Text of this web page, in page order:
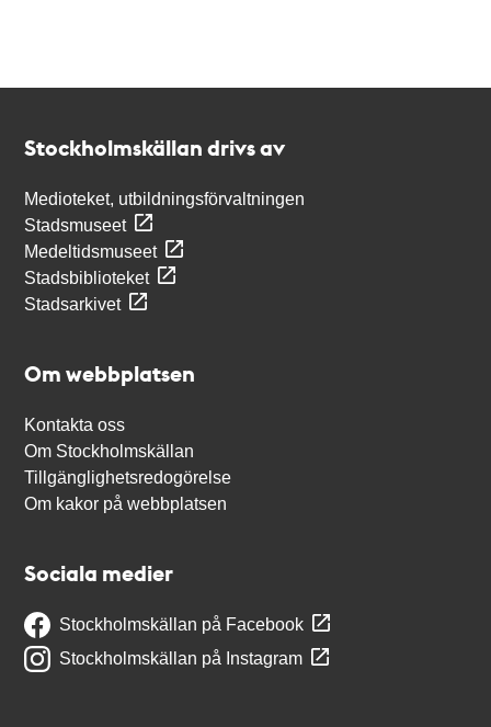
Stockholmskällan drivs av
Medioteket, utbildningsförvaltningen
Stadsmuseet
Medeltidsmuseet
Stadsbiblioteket
Stadsarkivet
Om webbplatsen
Kontakta oss
Om Stockholmskällan
Tillgänglighetsredogörelse
Om kakor på webbplatsen
Sociala medier
Stockholmskällan på Facebook
Stockholmskällan på Instagram